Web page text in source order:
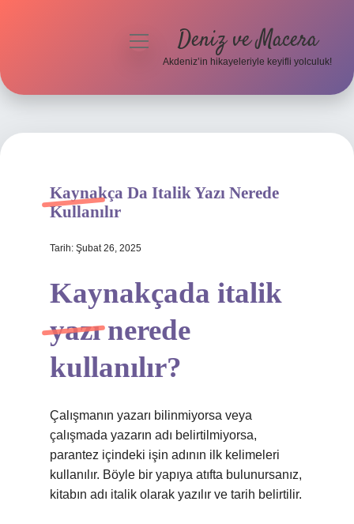
Hakkımızda
menüyü Deniz ve Macera
Akdeniz’in hikayeleriyle keyifli yolculuk!
Kaynakça Da Italik Yazı Nerede
Kullanılır
Tarih: Şubat 26, 2025
Kaynakçada italik
yazı nerede
kullanılır?
Çalışmanın yazarı bilinmiyorsa veya
çalışmada yazarın adı belirtilmiyorsa,
parantez içindeki işin adının ilk kelimeleri
kullanılır. Böyle bir yapıya atıfta bulunursanız,
kitabın adı italik olarak yazılır ve tarih belirtilir.